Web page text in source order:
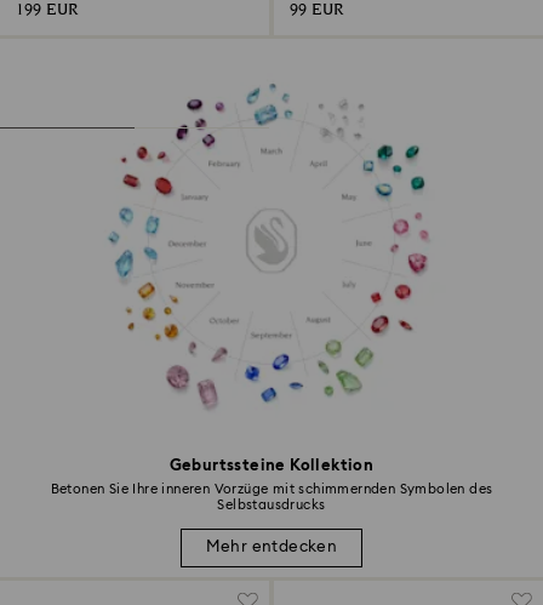
Geburtssteine Kollektion
Betonen Sie Ihre inneren Vorzüge mit schimmernden Symbolen des
Selbstausdrucks
Mehr entdecken
199 EUR 99 EUR